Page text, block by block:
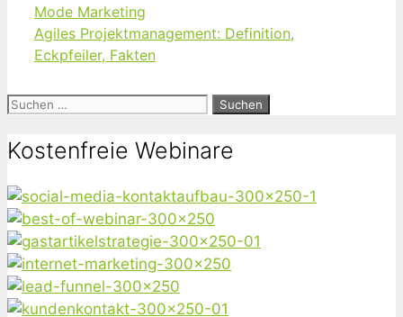
Mode Marketing
Agiles Projektmanagement: Definition,
Eckpfeiler, Fakten
Suchen
Kostenfreie Webinare